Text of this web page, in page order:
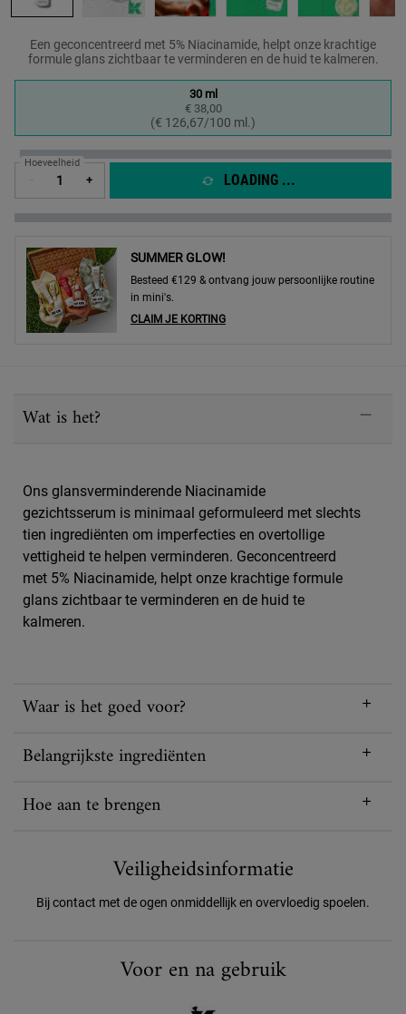
Een geconcentreerd met 5% Niacinamide, helpt onze krachtige
formule glans zichtbaar te verminderen en de huid te kalmeren.
Geselecteerd
30 ml
€ 38,00
(€ 126,67/100 ml.)
, 1 of 1
Hoeveelheid
+ LOADING ...
SUMMER GLOW!
Besteed €129 & ontvang jouw persoonlijke routine
in mini's.
CLAIM JE KORTING
Wat is het?
Ons glansverminderende Niacinamide
gezichtsserum is minimaal geformuleerd met slechts
tien ingrediënten om imperfecties en overtollige
vettigheid te helpen verminderen. Geconcentreerd
met 5% Niacinamide, helpt onze krachtige formule
glans zichtbaar te verminderen en de huid te
kalmeren.
Waar is het goed voor?
Belangrijkste ingrediënten
Hoe aan te brengen
Veiligheidsinformatie
Bij contact met de ogen onmiddellijk en overvloedig spoelen.
Voor en na gebruik